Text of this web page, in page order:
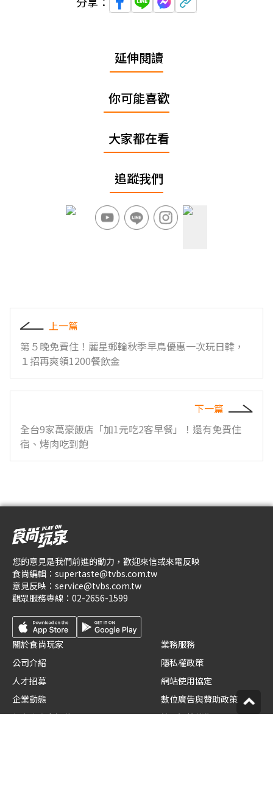
延伸閱讀
你可能喜歡
大家都在看
追蹤我們
上一篇
第５晚免費住！麗星郵輪秋季早鳥優惠一次玩日韓，
１招再爽領1200餐飲金
下一篇
全台9家萬豪飯店「加1元吃2客早餐」！還有免費住
宿、烤肉吃到飽
您的意見是我們前進的動力，歡迎來信或來電反映
食尚編輯： supertaste@tvbs.com.tw
意見反映： service@tvbs.com.tw
觀眾服務專線： 02-2656-1599
關於食尚玩家
公司介紹
人才招募
企業動態
優惠券店家招募
業務服務
隱私權政策
網站使用協定
數位廣告與贊助政策
節目版權銷售